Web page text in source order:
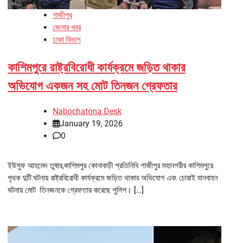
গাজীপুর
জেলার খবর
ঢাকা বিভাগ
কাশিমপুরে রাষ্ট্রবিরোধী কার্যক্রমে জড়িত থাকার
অভিযোগ একজন সহ মোট তিনজন গ্রেফতার
Nabochatona Desk
January 19, 2026
0
ইউসুফ আহমেদ তুষার,কাশিমপুর কোনাবাড়ী প্রতিনিধি গাজীপুর মহানগরীর কাশিমপুরে
পৃথক দুটি ঘটনায় রাষ্ট্রবিরোধী কার্যক্রমে জড়িত থাকার অভিযোগ এবং চোরাই যানবাহন
ঘটনায় মোট তিনজনকে গ্রেফতার করেছে পুলিশ। […]